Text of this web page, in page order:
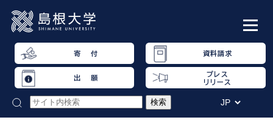
寄 付 資料請求
出 願
プレス
リリース